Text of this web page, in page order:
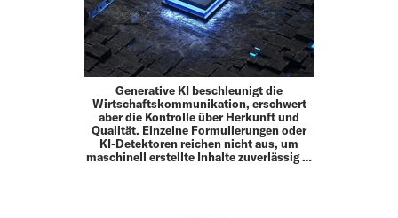
Generative KI beschleunigt die
Wirtschaftskommunikation, erschwert
aber die Kontrolle über Herkunft und
Qualität. Einzelne Formulierungen oder
KI-Detektoren reichen nicht aus, um
maschinell erstellte Inhalte zuverlässig …